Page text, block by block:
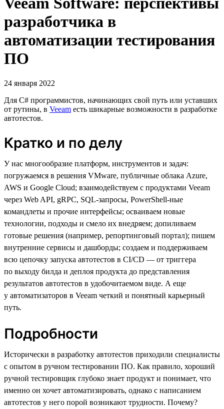
разработчика в
автоматизации тестирования
ПО
24 января 2022
Для C# программистов, начинающих свой путь или уставших
от рутины, в Veeam есть шикарные возможности в разработке
автотестов.
Кратко и по делу
У нас многообразие платформ, инструментов и задач:
погружаемся в решения VMware, публичные облака Azure,
AWS и Google Cloud; взаимодействуем с продуктами Veeam
через Web API, gRPC, SQL-запросы, PowerShell-ные
командлеты и прочие интерфейсы; осваиваем новые
технологии, подходы и смело их внедряем; допиливаем
готовые решения (например, репортинговый портал); пишем
внутренние сервисы и дашборды; создаем и поддерживаем
всю цепочку запуска автотестов в CI/CD — от триггера
по выходу билда и деплоя продукта до представления
результатов автотестов в удобочитаемом виде. А еще
у автоматизаторов в Veeam четкий и понятный карьерный
путь.
Подробности
Исторически в разработку автотестов приходили специалисты
с опытом в ручном тестировании ПО. Как правило, хороший
ручной тестировщик глубоко знает продукт и понимает, что
именно он хочет автоматизировать, однако с написанием
автотестов у него порой возникают трудности. Почему?